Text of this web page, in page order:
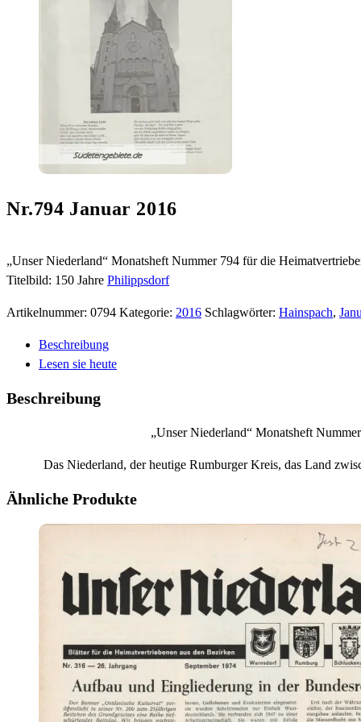
Nr.794 Januar 2016
„Unser Niederland“ Monatsheft Nummer 794 für die
Titelbild: 150 Jahre Philippsdorf
Artikelnummer: 0794 Kategorie: 2016 Schlagwörter: Hainspach,
Beschreibung
Lesen sie heute
Beschreibung
„Unser Niederland“ Monatsheft
Das Niederland, der heutige Rumburger Kreis, das Land
Ähnliche Produkte